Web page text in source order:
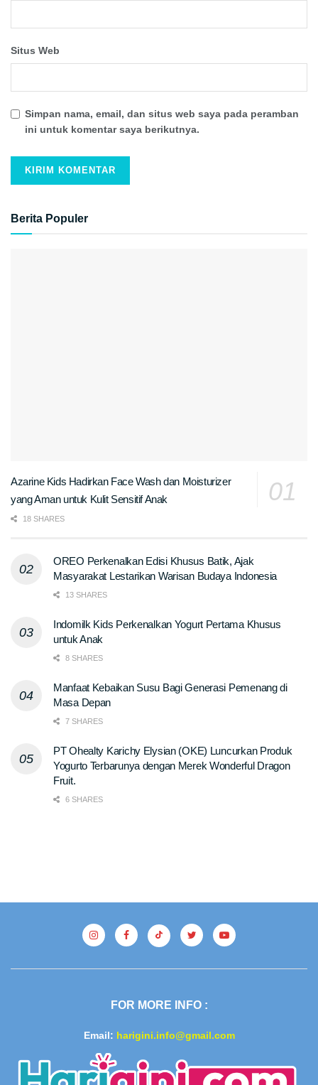
Situs Web
Simpan nama, email, dan situs web saya pada peramban
ini untuk komentar saya berikutnya.
Berita Populer
Azarine Kids Hadirkan Face Wash dan Moisturizer
yang Aman untuk Kulit Sensitif Anak
18 SHARES
OREO Perkenalkan Edisi Khusus Batik, Ajak
Masyarakat Lestarikan Warisan Budaya Indonesia
13 SHARES
Indomilk Kids Perkenalkan Yogurt Pertama Khusus
untuk Anak
8 SHARES
Manfaat Kebaikan Susu Bagi Generasi Pemenang di
Masa Depan
7 SHARES
PT Ohealty Karichy Elysian (OKE) Luncurkan Produk
Yogurto Terbarunya dengan Merek Wonderful Dragon
Fruit.
6 SHARES
FOR MORE INFO :
Email: harigini.info@gmail.com